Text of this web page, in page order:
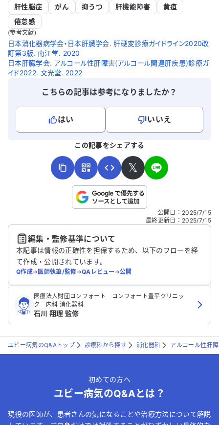
肝性脳症
がん 抑うつ 肝機能障害
黄疸
倦怠感
(参考文献)
日本消化器病学会・日本肝臓学会. 肝硬変診療ガイドライン2020改
訂第3版. 南江堂. 2020
日本肝臓学会. アルコール性肝障害(アルコール関連肝疾患)診療ガ
イド2022. 文光堂. 2022
こちらの記事は参考になりましたか？
はい
いいえ
こちらは送信専用のフォームです。氏名やご自身の病気の詳細な
送信する
この記事をシェアする
𝕏
公開日 ： 2025/7/15
最終更新日 ： 2025/7/15
編集・監修基準について
本記事は情報の正確性を担保するため、以下のフローを経
て作成・公開されています。
Q作成➔医師執筆/監修➔QAレビュー➔公開
医療法人財団コンフォート コンフォート豊平クリニッ
ク 内科 消化器科
石川 翔理 監修
ユビー病気のQ&Aトップ 診療科から探す 消化器科 アルコール性肝
初めての方へ
ユビー病気のQ&Aとは？
現役の医師が、患者さんの気になることや治療方法について解説